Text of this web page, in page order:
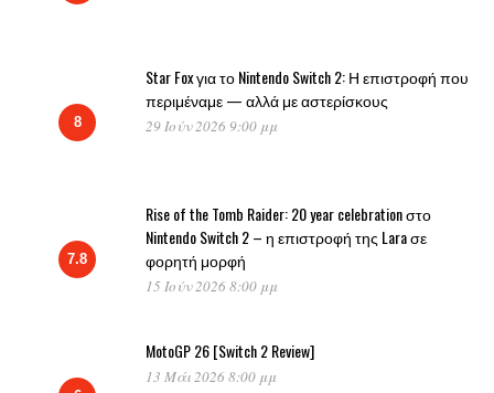
8
Star Fox για το Nintendo Switch 2: Η επιστροφή που
περιμέναμε — αλλά με αστερίσκους
29 Ιούν 2026 9:00 μμ
7.8
Rise of the Tomb Raider: 20 year celebration στο
Nintendo Switch 2 – η επιστροφή της Lara σε
φορητή μορφή
15 Ιούν 2026 8:00 μμ
MotoGP 26 [Switch 2 Review]
13 Μάι 2026 8:00 μμ